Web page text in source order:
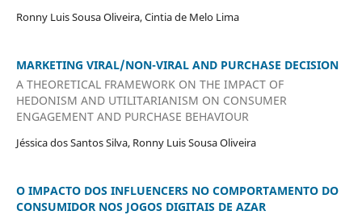
Ronny Luis Sousa Oliveira, Cintia de Melo Lima
MARKETING VIRAL/NON-VIRAL AND PURCHASE DECISION
A THEORETICAL FRAMEWORK ON THE IMPACT OF
HEDONISM AND UTILITARIANISM ON CONSUMER
ENGAGEMENT AND PURCHASE BEHAVIOUR
Jéssica dos Santos Silva, Ronny Luis Sousa Oliveira
O IMPACTO DOS INFLUENCERS NO COMPORTAMENTO DO
CONSUMIDOR NOS JOGOS DIGITAIS DE AZAR